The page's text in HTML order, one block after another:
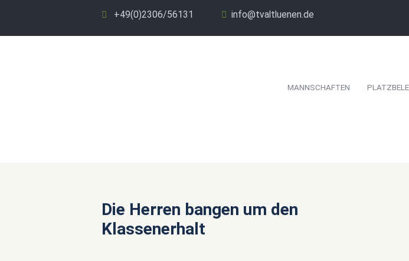
+49(0)2306/56131 info@tvaltluenen.de
MANNSCHAFTEN
Die Herren bangen um den
Klassenerhalt